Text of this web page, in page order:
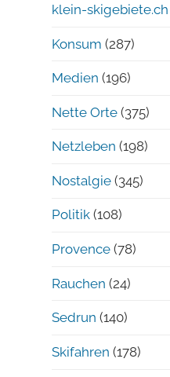
klein-skigebiete.ch
Konsum (287)
Medien (196)
Nette Orte (375)
Netzleben (198)
Nostalgie (345)
Politik (108)
Provence (78)
Rauchen (24)
Sedrun (140)
Skifahren (178)